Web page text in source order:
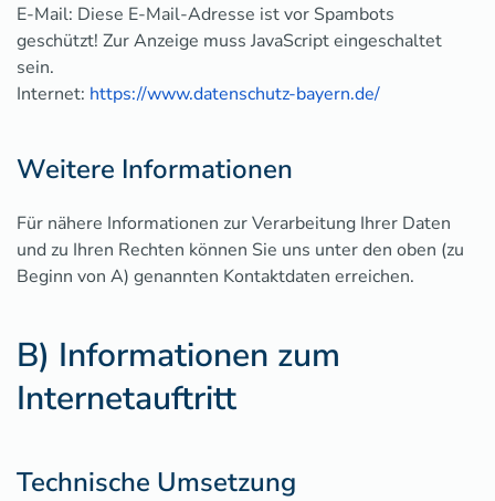
E-Mail: Diese E-Mail-Adresse ist vor Spambots
geschützt! Zur Anzeige muss JavaScript eingeschaltet
sein.
Internet: https://www.datenschutz-bayern.de/
Weitere Informationen
Für nähere Informationen zur Verarbeitung Ihrer Daten
und zu Ihren Rechten können Sie uns unter den oben (zu
Beginn von A) genannten Kontaktdaten erreichen.
B) Informationen zum
Internetauftritt
Technische Umsetzung